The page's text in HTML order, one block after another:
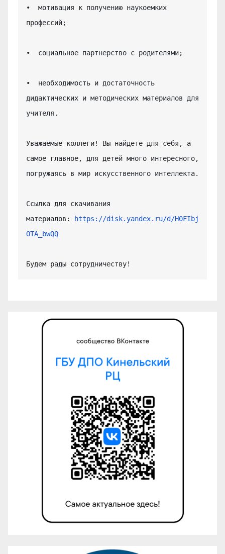
•  мотивация к получению наукоемких
профессий;
•  социальное партнерство с родителями;
•  необходимость и достаточность
дидактических и методических материалов для
учителя.
Уважаемые коллеги! Вы найдете для себя, а
самое главное, для детей много интересного,
погружаясь в мир искусственного интеллекта.
Ссылка для скачивания
материалов:
https://disk.yandex.ru/d/H0FIbj
OTA_bwQQ
Будем рады сотрудничеству!